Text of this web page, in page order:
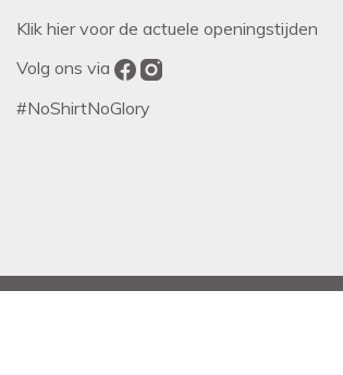
Klik hier voor de actuele openingstijden
Volg ons via
#NoShirtNoGlory